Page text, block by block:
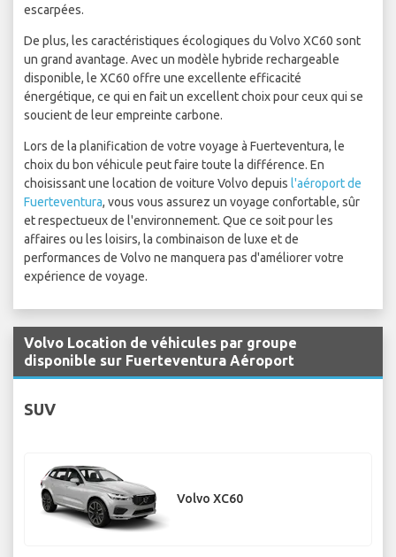
escarpées.
De plus, les caractéristiques écologiques du Volvo XC60 sont
un grand avantage. Avec un modèle hybride rechargeable
disponible, le XC60 offre une excellente efficacité
énergétique, ce qui en fait un excellent choix pour ceux qui se
soucient de leur empreinte carbone.
Lors de la planification de votre voyage à Fuerteventura, le
choix du bon véhicule peut faire toute la différence. En
choisissant une location de voiture Volvo depuis l'aéroport de
Fuerteventura, vous vous assurez un voyage confortable, sûr
et respectueux de l'environnement. Que ce soit pour les
affaires ou les loisirs, la combinaison de luxe et de
performances de Volvo ne manquera pas d'améliorer votre
expérience de voyage.
Volvo Location de véhicules par groupe
disponible sur Fuerteventura Aéroport
SUV
Volvo XC60